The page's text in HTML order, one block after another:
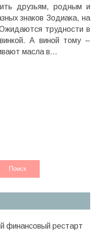
друзьям, родным и
знаков Зодиака, на
трудности в
А виной тому –
масла в...
финансовый рестарт